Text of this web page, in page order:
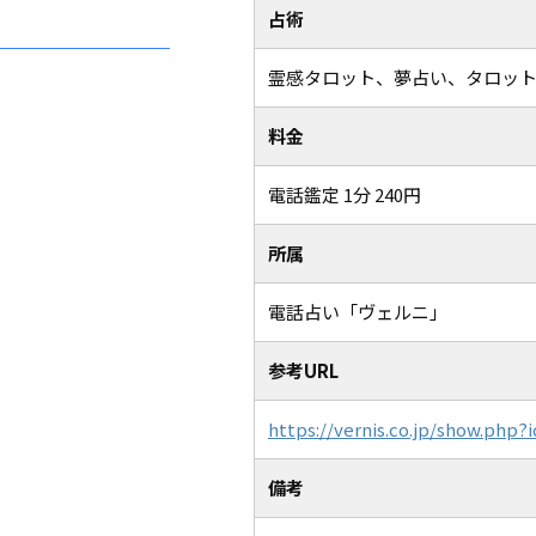
占術
霊感タロット、夢占い、タロッ
料金
電話鑑定 1分 240円
所属
電話占い「ヴェルニ」
参考URL
https://vernis.co.jp/
備考